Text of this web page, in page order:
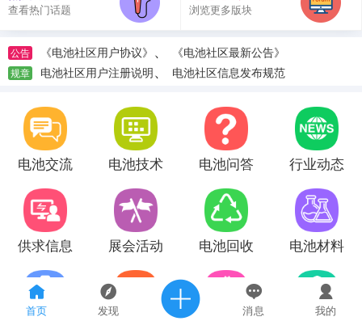
首页 发现 消息 我的
查看热门话题 浏览更多版块
公告 《电池社区用户协议》 、 《电池社区最新公告》
规章 电池社区用户注册说明、 电池社区信息发布规范
电池交流 电池技术 电池问答 行业动态
供求信息 展会活动 电池回收 电池材料